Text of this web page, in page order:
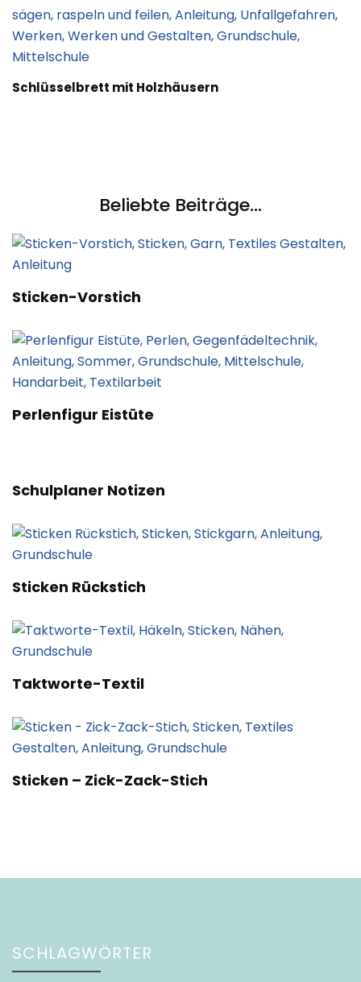
Schlüsselbrett mit Holzhäusern
Beliebte Beiträge...
Sticken-Vorstich
Perlenfigur Eistüte
Schulplaner Notizen
Sticken Rückstich
Taktworte-Textil
Sticken – Zick-Zack-Stich
SCHLAGWÖRTER